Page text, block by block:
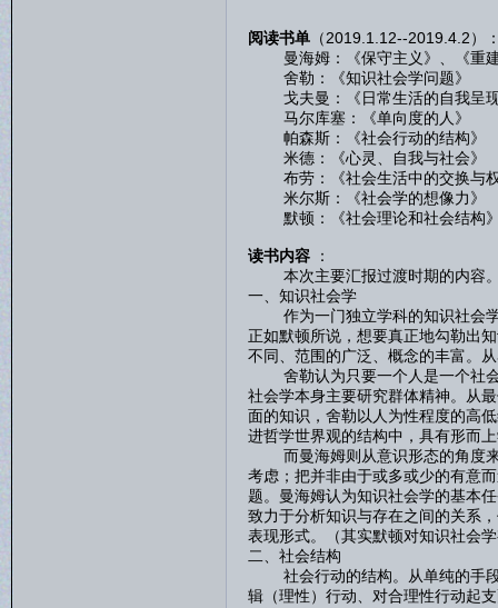
阅读书单（2019.1.12--2019.4.2）
曼海姆：《保守主义》、《重建
舍勒：《知识社会学问题》
戈夫曼：《日常生活的自我呈
马尔库塞：《单向度的人》
帕森斯：《社会行动的结构》
米德：《心灵、自我与社会》
布劳：《社会生活中的交换与
米尔斯：《社会学的想像力》
默顿：《社会理论和社会结构
读书内容：
本次主要汇报过渡时期的内容
一、知识社会学
作为一门独立学科的知识社会学
正如默顿所说，想要真正地勾勒出
不同、范围的广泛、概念的丰富。
舍勒认为只要一个人是一个社会
社会学本身主要研究群体精神。从
面的知识，舍勒以人为性程度的高
进哲学世界观的结构中，具有形而
而曼海姆则从意识形态的角度来
考虑；把并非由于或多或少的有意
题。曼海姆认为知识社会学的基本
致力于分析知识与存在之间的关系
表现形式。（其实默顿对知识社会
二、社会结构
社会行动的结构。从单纯的手段
辑（理性）行动、对合理性行动起